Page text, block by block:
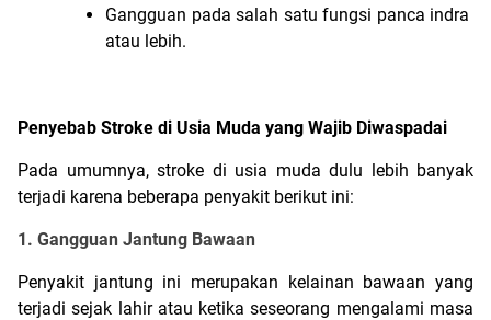
Gangguan pada salah satu fungsi panca indra
atau lebih.
Penyebab Stroke di Usia Muda yang Wajib Diwaspadai
Pada umumnya, stroke di usia muda dulu lebih banyak
terjadi karena beberapa penyakit berikut ini:
1. Gangguan Jantung Bawaan
Penyakit jantung ini merupakan kelainan bawaan yang
terjadi sejak lahir atau ketika seseorang mengalami masa